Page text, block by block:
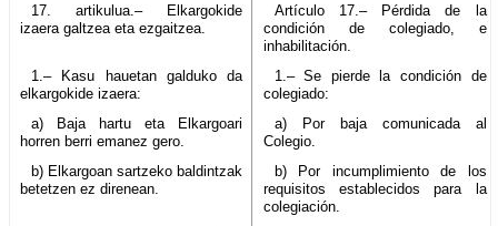
17. artikulua.– Elkargokide
izaera galtzea eta ezgaitzea.
Artículo 17.– Pérdida de la
condición de colegiado, e
inhabilitación.
1.– Kasu hauetan galduko da
elkargokide izaera:
1.– Se pierde la condición de
colegiado:
a) Baja hartu eta Elkargoari
horren berri emanez gero.
a) Por baja comunicada al
Colegio.
b) Elkargoan sartzeko baldintzak
betetzen ez direnean.
b) Por incumplimiento de los
requisitos establecidos para la
colegiación.